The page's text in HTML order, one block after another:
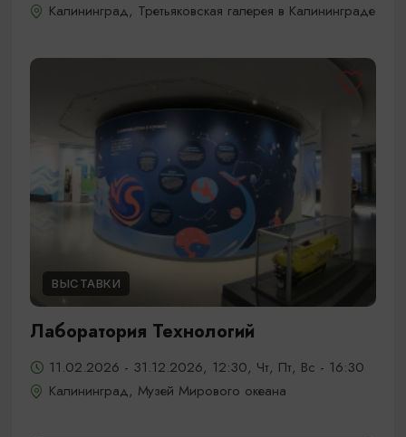
Калининград, Третьяковская галерея в Калининграде
ВЫСТАВКИ
Лаборатория Технологий
11.02.2026 - 31.12.2026, 12:30, Чт, Пт, Вс - 16:30
Калининград, Музей Мирового океана